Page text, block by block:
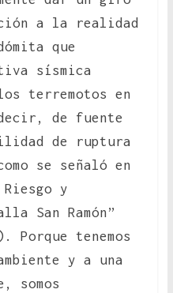
a la realidad
que
sísmica
terremotos en
de fuente
de ruptura
se señaló en
y
San Ramón”
Porque tenemos
y a una
somos